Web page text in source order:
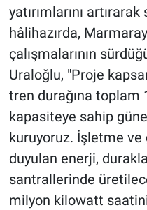
yatırımlarını
hâlihazırda,
çalışmalarının
Uraloğlu, "Proje
tren durağına toplam
kapasiteye sahip
kuruyoruz. İşletme
duyulan enerji,
santrallerinde
milyon kilowatt